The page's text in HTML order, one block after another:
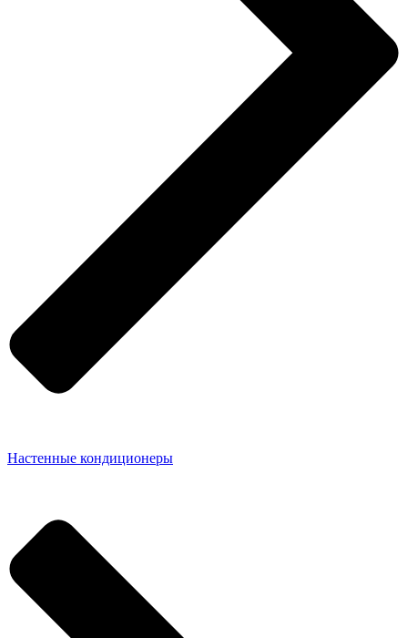
Настенные кондиционеры